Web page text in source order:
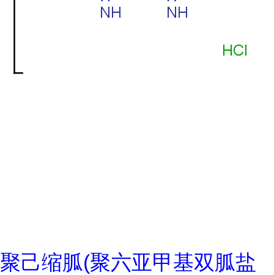
聚己缩胍(聚六亚甲基双胍盐